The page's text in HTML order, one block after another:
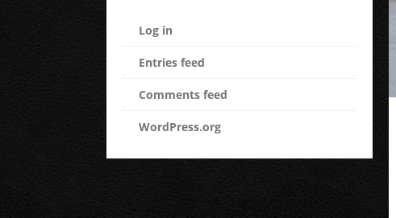
Log in
Entries feed
Comments feed
WordPress.org